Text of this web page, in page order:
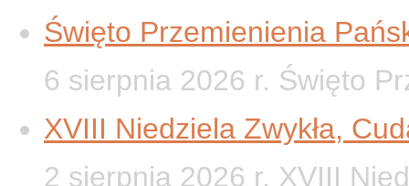
Święto Przemienienia
6 sierpnia 2026 r. Święto
XVIII Niedziela Zwykła,
2 sierpnia 2026 r. XVIII